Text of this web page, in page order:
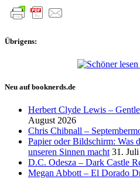
Übrigens:
Neu auf booknerds.de
Herbert Clyde Lewis –
August 2026
Chris Chibnall –
Papier oder Bildschirm: Was
unseren Sinnen macht 31.
D.C. Odesza – Dark Castle
Megan Abbott – El Dorado